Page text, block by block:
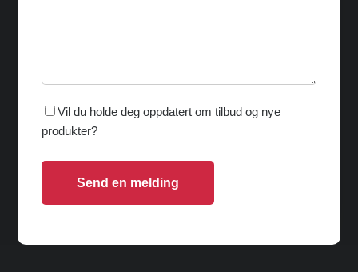
Vil du holde deg oppdatert om tilbud og nye
produkter?
Send en melding